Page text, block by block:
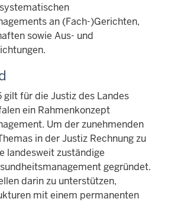
an (Fach-)Gerichten,
sowie Aus- und
gilt für die Justiz des Landes
ein Rahmenkonzept
Um der zunehmenden
in der Justiz Rechnung zu
landesweit zuständige
gegründet.
darin zu unterstützen,
mit einem permanenten